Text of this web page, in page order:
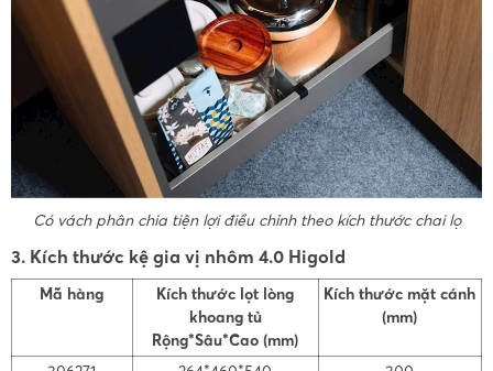
Có vách phân chia tiện lợi điều chỉnh theo kích thước chai lọ
3. Kích thước kệ gia vị nhôm 4.0 Higold
Mã hàng
Kích thước lọt lòng
khoang tủ
Rộng*Sâu*Cao (mm)
Kích thước mặt cánh
(mm)